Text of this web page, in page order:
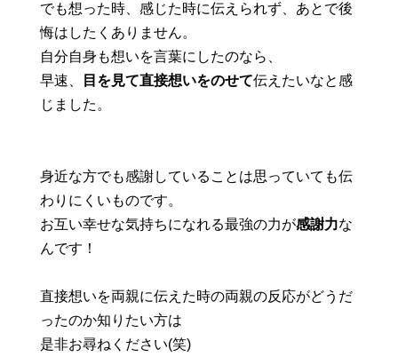
でも想った時、感じた時に伝えられず、あとで後
悔はしたくありません。
自分自身も想いを言葉にしたのなら、
早速、
目を見て直接想いをのせて伝えたいなと感
じました。
身近な方でも感謝していることは思っていても伝
わりにくいものです。
お互い幸せな気持ちになれる最強の力が感謝力な
んです！
直接想いを両親に伝えた時の両親の反応がどうだ
ったのか知りたい方は
是非お尋ねください(笑)